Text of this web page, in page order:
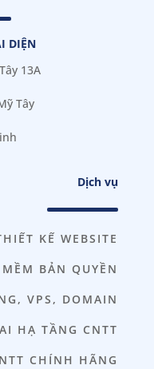
DIỆN
13A
Tây
Dịch vụ
KẾ WEBSITE
BẢN QUYỀN
VPS, DOMAIN
HẠ TẦNG CNTT
CHÍNH HÃNG